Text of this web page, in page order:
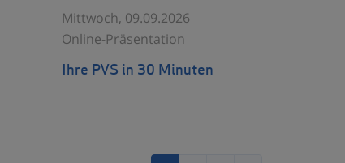
Mittwoch, 09.09.2026
Online-Präsentation
Ihre PVS in 30 Minuten